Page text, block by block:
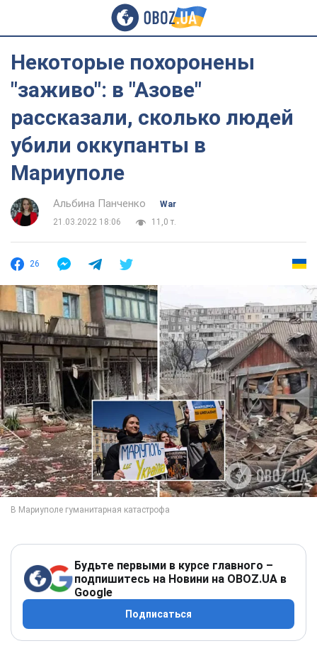
Некоторые похоронены
"заживо": в "Азове"
рассказали, сколько людей
убили оккупанты в
Мариуполе
Альбина Панченко
War
21.03.2022 18:06
11,0 т.
26
Будьте первыми в курсе главного –
подпишитесь на Новини на OBOZ.UA в
Google
Подписаться